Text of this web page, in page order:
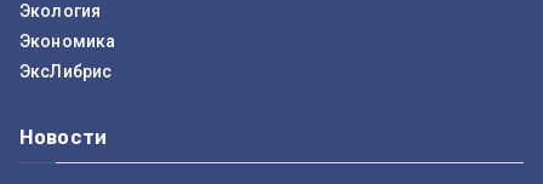
Экология
Экономика
ЭксЛибрис
Новости